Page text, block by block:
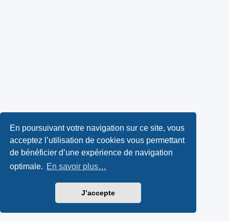
En poursuivant votre navigation sur ce site, vous
acceptez l’utilisation de cookies vous permettant
de bénéficier d’une expérience de navigation
optimale. En savoir plus…
J’accepte